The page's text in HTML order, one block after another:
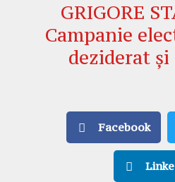
GRIGORE
Campanie
deziderat
Facebook